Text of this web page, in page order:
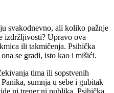
svakodnevno, ali koliko pažnje
izdržljivosti? Upravo ova
ili takmičenja. Psihička
se gradi, isto kao i mišići.
tima ili sopstvenih
sumnja u sebe i gubitak